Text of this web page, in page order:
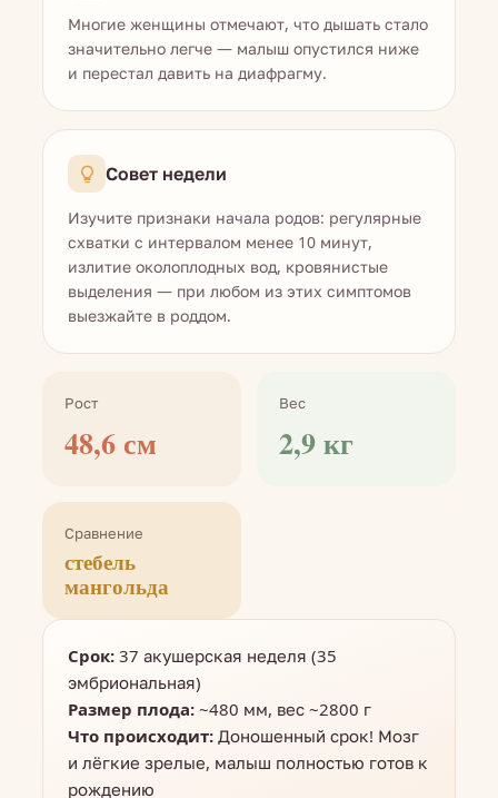
Многие женщины отмечают, что дышать стало
значительно легче — малыш опустился ниже
и перестал давить на диафрагму.
Совет недели
Изучите признаки начала родов: регулярные
схватки с интервалом менее 10 минут,
излитие околоплодных вод, кровянистые
выделения — при любом из этих симптомов
выезжайте в роддом.
Рост
48,6 см
Вес
2,9 кг
Сравнение
стебель
мангольда
Срок: 37 акушерская неделя (35
эмбриональная)
Размер плода: ~480 мм, вес ~2800 г
Что происходит: Доношенный срок! Мозг
и лёгкие зрелые, малыш полностью готов к
рождению